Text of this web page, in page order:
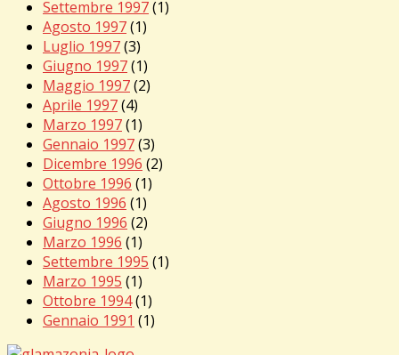
Settembre 1997(1)
Agosto 1997(1)
Luglio 1997(3)
Giugno 1997(1)
Maggio 1997(2)
Aprile 1997(4)
Marzo 1997(1)
Gennaio 1997(3)
Dicembre 1996 (2)
Ottobre 1996 (1)
Agosto 1996 (1)
Giugno 1996 (2)
Marzo 1996 (1)
Settembre 1995 (1)
Marzo 1995 (1)
Ottobre 1994(1)
Gennaio 1991 (1)